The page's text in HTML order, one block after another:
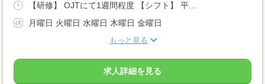
【研修】 OJTにて1週間程度 【シフト】 平...
月曜日 火曜日 水曜日 木曜日 金曜日
もっと見る
求人詳細を見る